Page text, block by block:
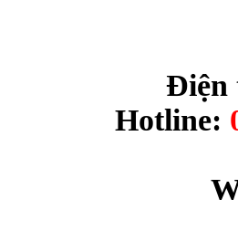
Điện
Hotline: